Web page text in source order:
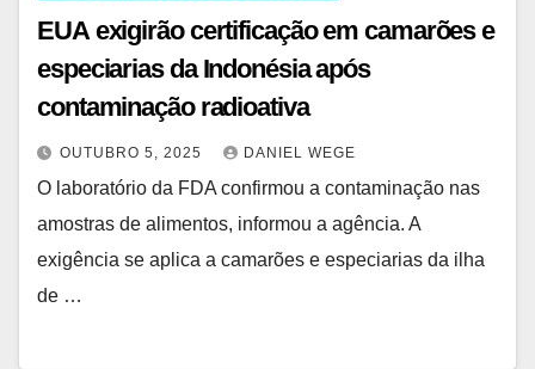
EUA exigirão certificação em camarões e
especiarias da Indonésia após
contaminação radioativa
OUTUBRO 5, 2025 DANIEL WEGE
O laboratório da FDA confirmou a contaminação nas
amostras de alimentos, informou a agência. A
exigência se aplica a camarões e especiarias da ilha
de …